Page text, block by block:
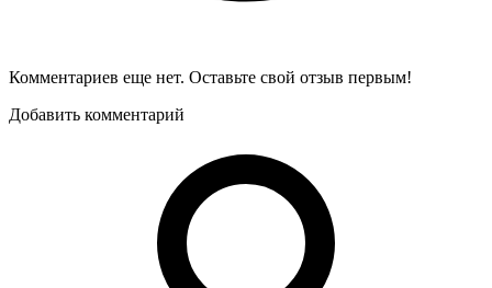
Комментариев еще нет. Оставьте свой отзыв первым!
Добавить комментарий